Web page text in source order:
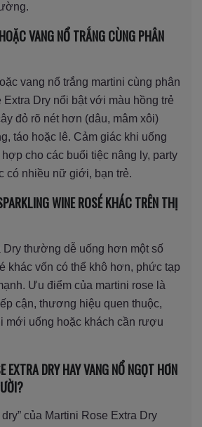
VANG NỔ TRẮNG CÙNG PHÂN
vang nổ trắng martini cùng phân
Extra Dry nổi bật với màu hồng trẻ
đỏ rõ nét hơn (dâu, mâm xôi)
táo hoặc lê. Cảm giác khi uống
cho các buổi tiệc nâng ly, party
có nhiều nữ giới, bạn trẻ.
WINE ROSÉ KHÁC TRÊN THỊ
Dry thường dễ uống hơn một số
khác vốn có thể khô hơn, phức tạp
Ưu điểm của martini rose là
cận, thương hiệu quen thuộc,
mới uống hoặc khách cần rượu
EXTRA DRY HAY VANG NỔ NGỌT HƠN
dry” của Martini Rose Extra Dry